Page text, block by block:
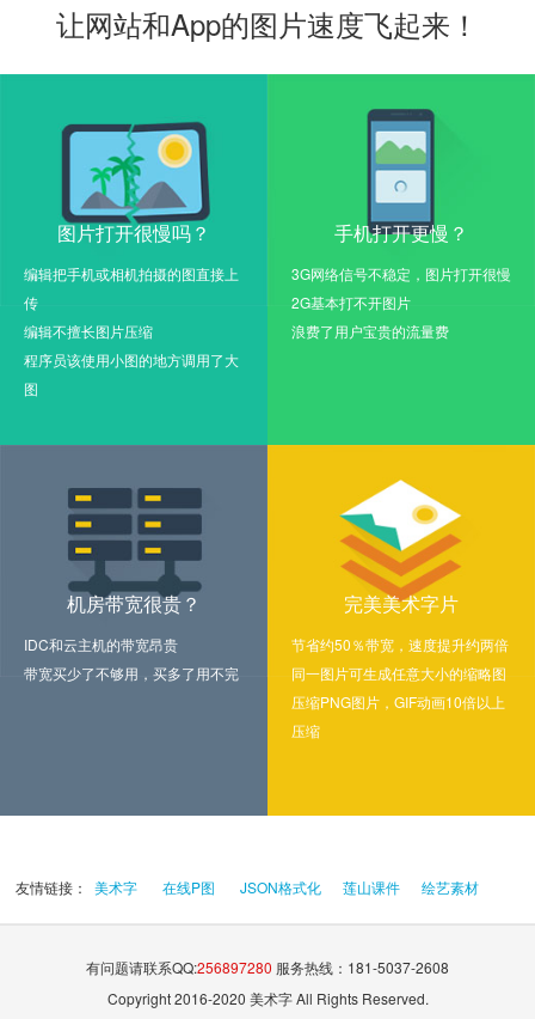
让网站和App的图片速度飞起来！
图片打开很慢吗？
编辑把手机或相机拍摄的图直接上
传
编辑不擅长图片压缩
程序员该使用小图的地方调用了大
图
手机打开更慢？
3G网络信号不稳定，图片打开很慢
2G基本打不开图片
浪费了用户宝贵的流量费
机房带宽很贵？
IDC和云主机的带宽昂贵
带宽买少了不够用，买多了用不完
完美美术字片
节省约50％带宽，速度提升约两倍
同一图片可生成任意大小的缩略图
压缩PNG图片，GIF动画10倍以上
压缩
友情链接：美术字 在线P图 JSON格式化 莲山课件 绘艺素材
有问题请联系QQ:256897280 服务热线：181-5037-2608
Copyright 2016-2020 美术字 All Rights Reserved.